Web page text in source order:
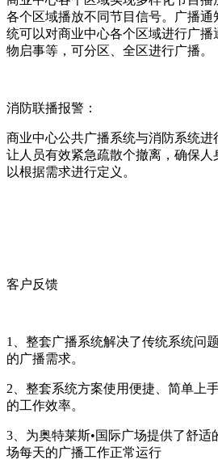
各个区域播放不同节目信号。广播通
统可以对商业中心各个区域进行广
物启事等，可分区、全区进行广播。
消防联播报警：
商业中心公共广播系统与消防系统进
让人员有效紧急疏散个撤离，确保
以根据需求进行定义。
客户反馈
1、整套广播系统解决了传统系统问
的广播需求。
2、整套系统方案使用便捷、简单上
的工作效率。
3、为奥特莱斯•国际广场提供了舒
场每天的广播工作正常运行